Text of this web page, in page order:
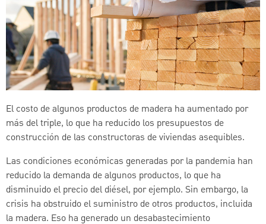
El costo de algunos productos de madera ha aumentado por
más del triple, lo que ha reducido los presupuestos de
construcción de las constructoras de viviendas asequibles.
Las condiciones económicas generadas por la pandemia han
reducido la demanda de algunos productos, lo que ha
disminuido el precio del diésel, por ejemplo. Sin embargo, la
crisis ha obstruido el suministro de otros productos, incluida
la madera. Eso ha generado un desabastecimiento